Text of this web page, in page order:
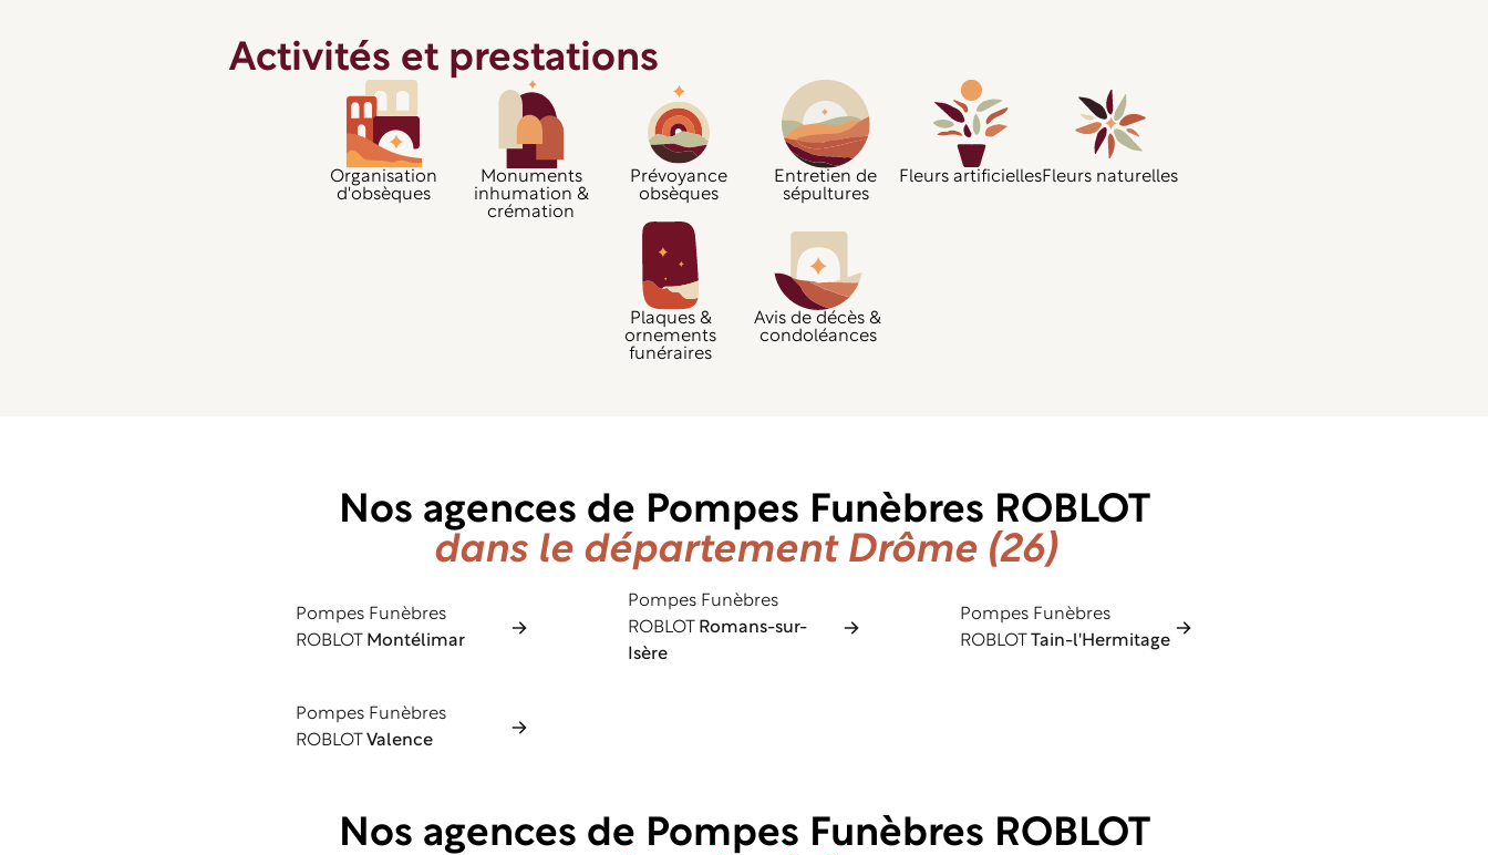
Activités et prestations
Organisation
d'obsèques
Monuments
inhumation &
crémation
Prévoyance
obsèques
Entretien de
sépultures
Fleurs artificiellesFleurs naturelles
Plaques &
ornements
funéraires
Avis de décès &
condoléances
Nos agences de Pompes Funèbres ROBLOT
dans le département Drôme (26)
Pompes Funèbres
ROBLOT
Montélimar
Pompes Funèbres
ROBLOT
Romans-sur-
Isère
Pompes Funèbres
ROBLOT
Tain-l'Hermitage
Pompes Funèbres
ROBLOT Valence
Nos agences de Pompes Funèbres ROBLOT